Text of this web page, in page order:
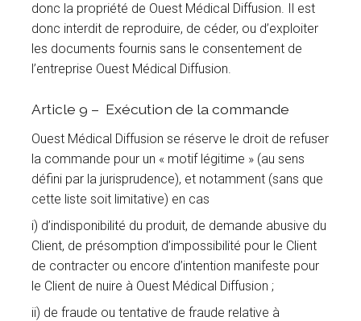
donc la propriété de Ouest Médical Diffusion. Il est
donc interdit de reproduire, de céder, ou d’exploiter
les documents fournis sans le consentement de
l’entreprise Ouest Médical Diffusion.
Article 9 – Exécution de la commande
Ouest Médical Diffusion se réserve le droit de refuser
la commande pour un « motif légitime » (au sens
défini par la jurisprudence), et notamment (sans que
cette liste soit limitative) en cas
i) d’indisponibilité du produit, de demande abusive du
Client, de présomption d’impossibilité pour le Client
de contracter ou encore d’intention manifeste pour
le Client de nuire à Ouest Médical Diffusion ;
ii) de fraude ou tentative de fraude relative à